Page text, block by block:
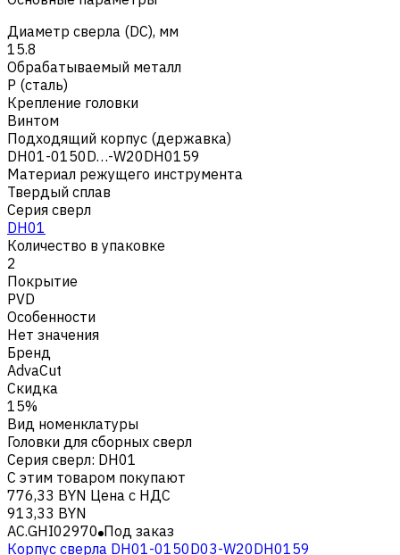
Диаметр сверла (DC), мм
15.8
Обрабатываемый металл
Р (сталь)
Крепление головки
Винтом
Подходящий корпус (державка)
DH01-0150D…-W20DH0159
Материал режущего инструмента
Твердый сплав
Серия сверл
DH01
Количество в упаковке
2
Покрытие
PVD
Особенности
Нет значения
Бренд
AdvaCut
Скидка
15%
Вид номенклатуры
Головки для сборных сверл
Серия сверл: DH01
С этим товаром покупают
776,33 BYN Цена с НДС
913,33 BYN
AC.GHI02970 Под заказ
Корпус сверла DH01-0150D03-W20DH0159